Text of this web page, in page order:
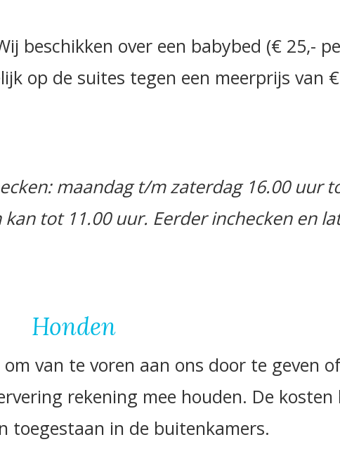
beschikken over een babybed (€ 25,-
op de suites tegen een meerprijs van
maandag t/m zaterdag 16.00 uur
tot 11.00 uur. Eerder inchecken en
Honden
van te voren aan ons door te geven
rekening mee houden. De
toegestaan in de buitenkamers.